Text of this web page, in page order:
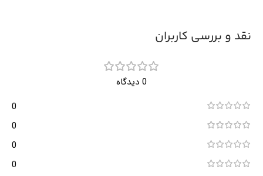
نقد و بررسی کاربران
0 دیدگاه
0
0
0
0